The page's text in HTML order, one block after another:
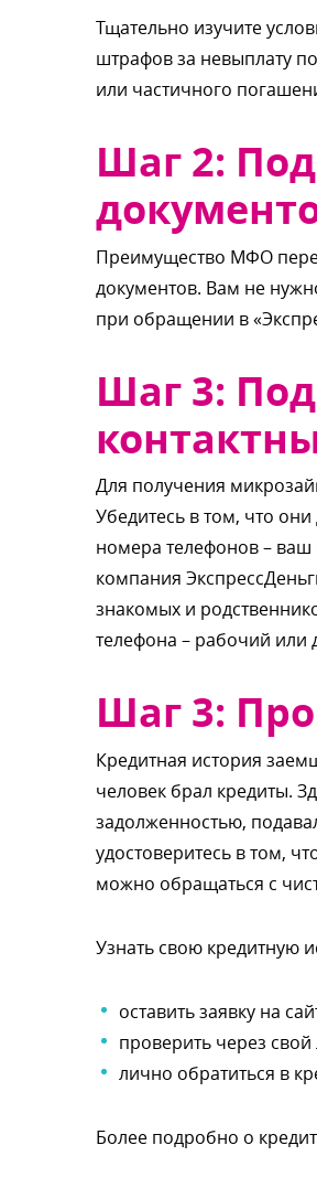
Тщательно изучите
штрафов за невыплату
или частичного
Шаг 2:
Преимущество МФО
документов. Вам не
при обращении в
Шаг 3:
Для получения
Убедитесь в том, что
номера телефонов – ваш
компания
знакомых и
телефона – рабочий или
Шаг 3:
Кредитная история
человек брал кредиты.
задолженностью,
удостоверитесь в том,
можно обращаться с
Узнать свою кредитную
оставить заявку на
проверить через свой
лично обратиться в
Более подробно о